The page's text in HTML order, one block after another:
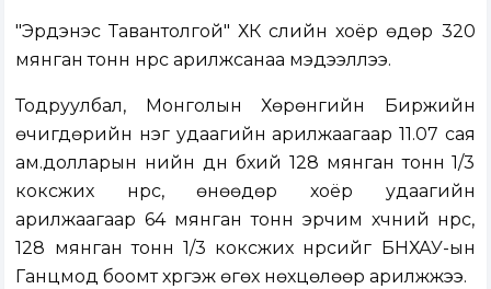
"Эрдэнэс Тавантолгой" ХК сүүлийн хоёр өдөр 320
мянган тонн нүүрс арилжсанаа мэдээллээ.
Тодруулбал, Монголын Хөрөнгийн Биржийн
өчигдөрийн нэг удаагийн арилжаагаар 11.07 сая
ам.долларын үнийн дүн бүхий 128 мянган тонн 1/3
коксжих нүүрс, өнөөдөр хоёр удаагийн
арилжаагаар 64 мянган тонн эрчим хүчний нүүрс,
128 мянган тонн 1/3 коксжих нүүрсийг БНХАУ-ын
Ганцмод боомт хүргэж өгөх нөхцөлөөр арилжжээ.